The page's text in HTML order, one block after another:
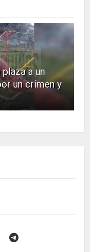
a un
un crimen y